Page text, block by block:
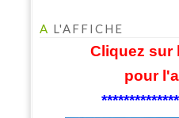
A L'AFFICHE
Cliquez sur
pour